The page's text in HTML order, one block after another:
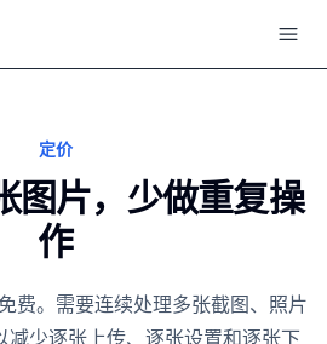
定价
图片，少做重复操
作
费。需要连续处理多张截图、照片
减少逐张上传、逐张设置和逐张下